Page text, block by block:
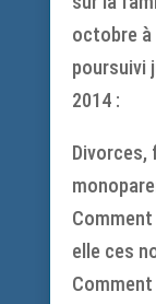
octobre à
poursuivi
2014 :
Divorces,
elle ces